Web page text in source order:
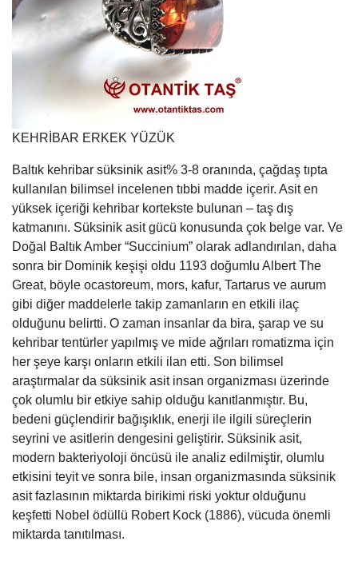
KEHRİBAR ERKEK YÜZÜK
Baltık kehribar süksinik asit% 3-8 oranında, çağdaş tıpta
kullanılan bilimsel incelenen tıbbi madde içerir. Asit en
yüksek içeriği kehribar kortekste bulunan – taş dış
katmanını. Süksinik asit gücü konusunda çok belge var. Ve
Doğal Baltık Amber “Succinium” olarak adlandırılan, daha
sonra bir Dominik keşişi oldu 1193 doğumlu Albert The
Great, böyle ocastoreum, mors, kafur, Tartarus ve aurum
gibi diğer maddelerle takip zamanların en etkili ilaç
olduğunu belirtti. O zaman insanlar da bira, şarap ve su
kehribar tentürler yapılmış ve mide ağrıları romatizma için
her şeye karşı onların etkili ilan etti. Son bilimsel
araştırmalar da süksinik asit insan organizması üzerinde
çok olumlu bir etkiye sahip olduğu kanıtlanmıştır. Bu,
bedeni güçlendirir bağışıklık, enerji ile ilgili süreçlerin
seyrini ve asitlerin dengesini geliştirir. Süksinik asit,
modern bakteriyoloji öncüsü ile analiz edilmiştir, olumlu
etkisini teyit ve sonra bile, insan organizmasında süksinik
asit fazlasının miktarda birikimi riski yoktur olduğunu
keşfetti Nobel ödüllü Robert Kock (1886), vücuda önemli
miktarda tanıtılması.